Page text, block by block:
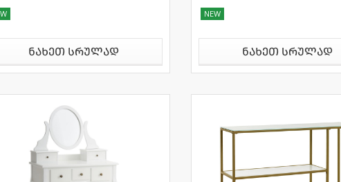
ნახეთ სრულად
NEW
ნახეთ სრულად